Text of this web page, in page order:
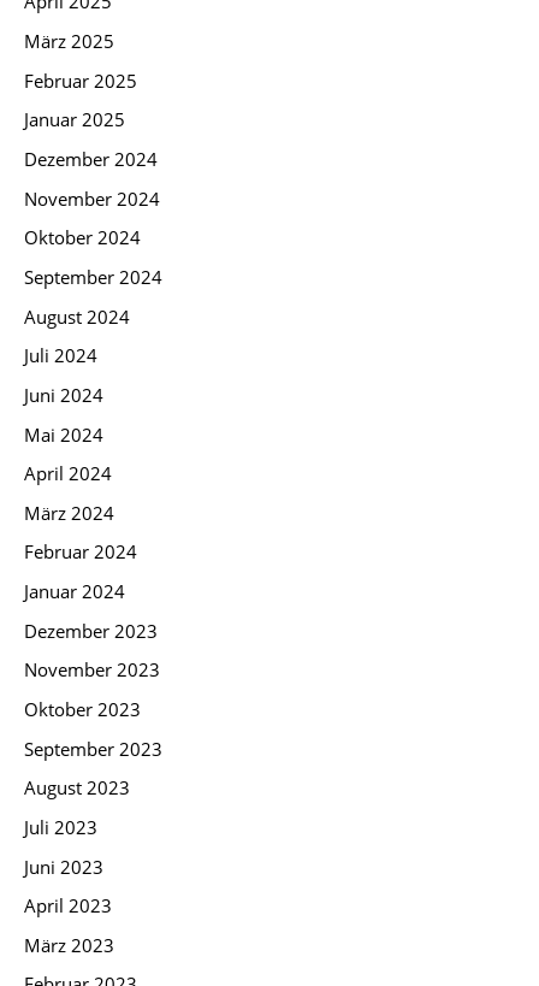
März 2025
Februar 2025
Januar 2025
Dezember 2024
November 2024
Oktober 2024
September 2024
August 2024
Juli 2024
Juni 2024
Mai 2024
April 2024
März 2024
Februar 2024
Januar 2024
Dezember 2023
November 2023
Oktober 2023
September 2023
August 2023
Juli 2023
Juni 2023
April 2023
März 2023